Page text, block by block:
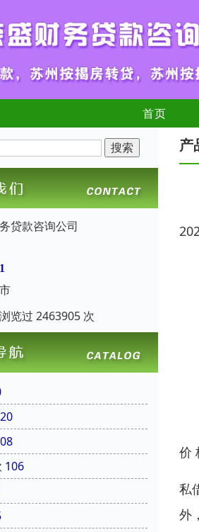
首页
贷款咨询公司
览过 2463905 次
106
产
价
私
外